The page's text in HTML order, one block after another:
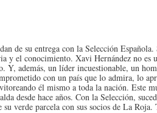
de su entrega con la Selección
y el conocimiento. Xavi Hernández no es
Y, además, un líder incuestionable, un
con un país que lo admira, lo
él mismo a toda la nación. Este
desde hace años. Con la Selección,
verde parcela con sus socios de La Roja.